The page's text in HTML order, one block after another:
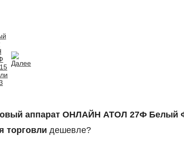
аппарат ОНЛАЙН АТОЛ 27Ф Белый
торговли дешевле?